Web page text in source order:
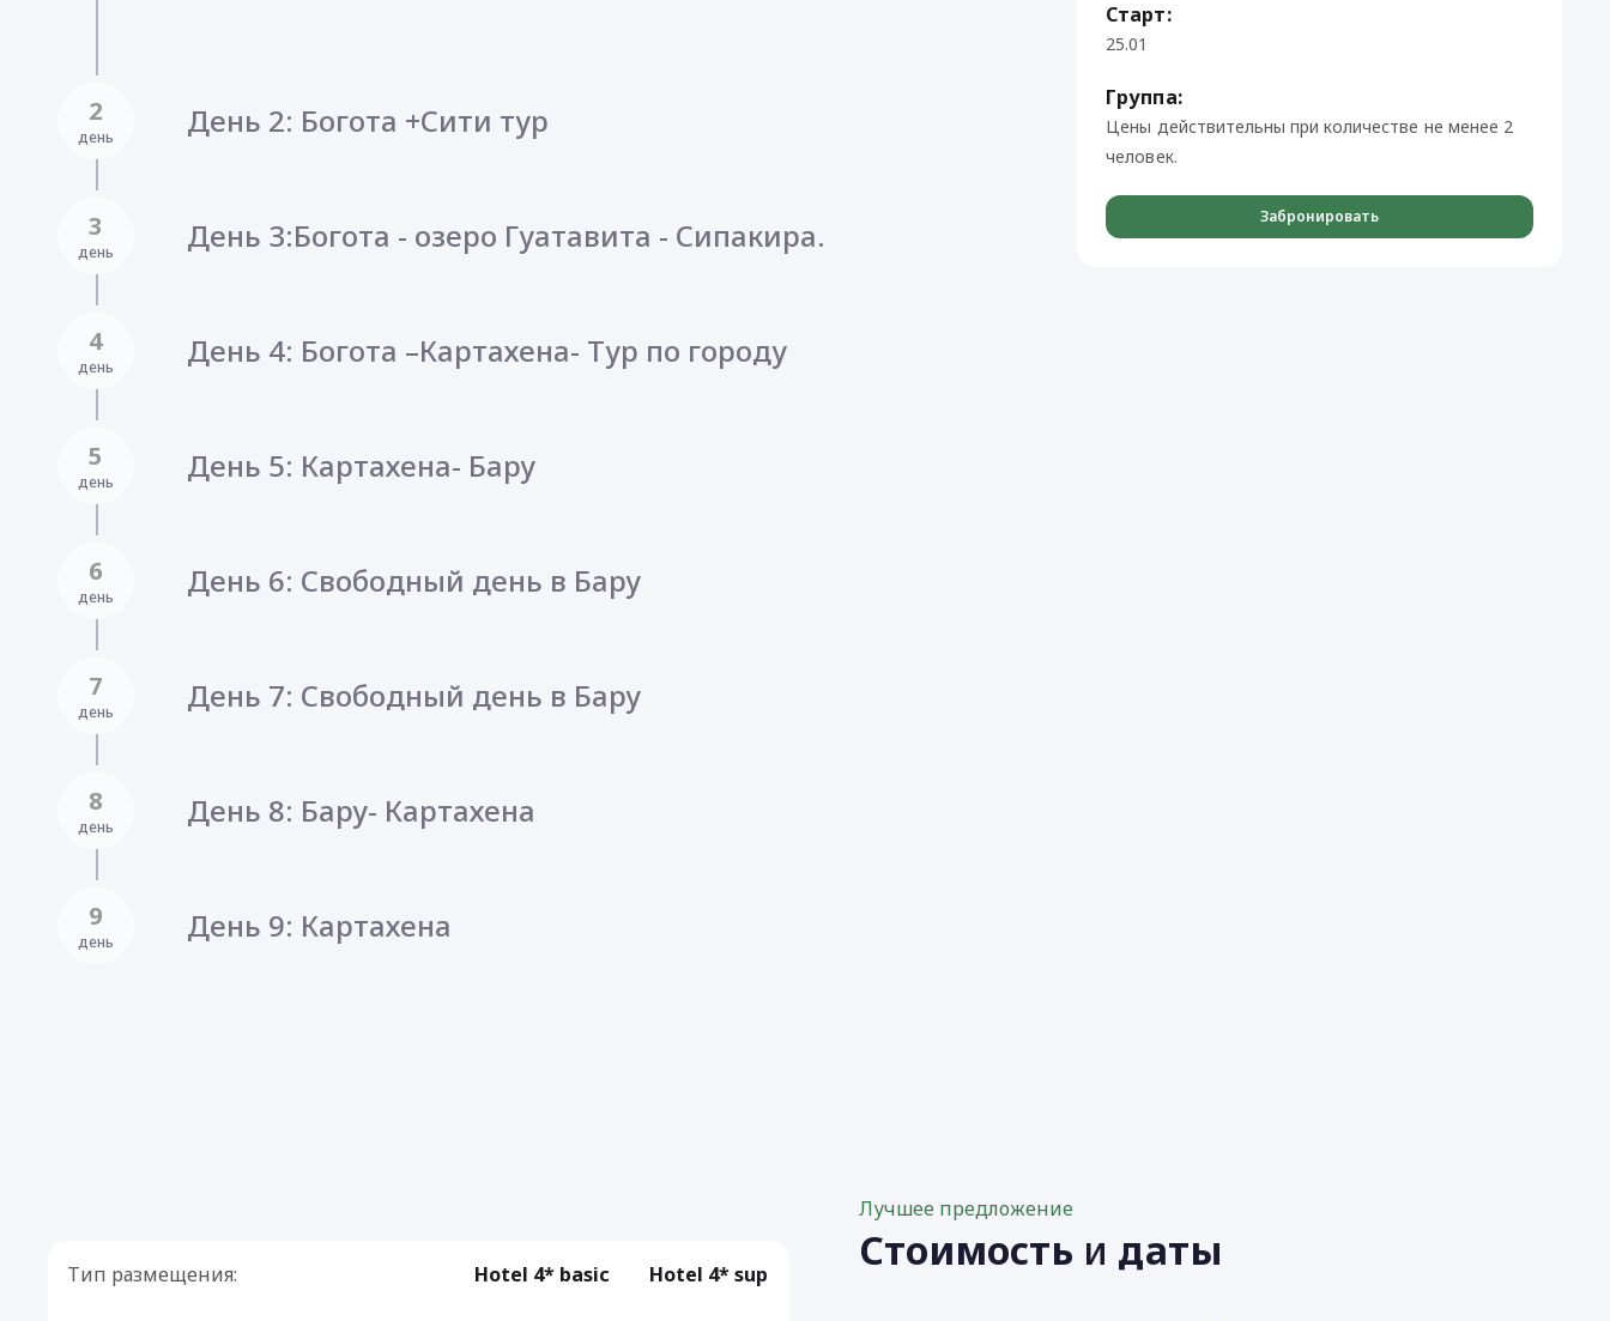
2
день День 2: Богота +Сити тур
3
день День 3:Богота - озеро Гуатавита - Сипакира.
4
день День 4: Богота –Картахена- Тур по городу
5
день День 5: Картахена- Бару
6
день День 6: Свободный день в Бару
7
день День 7: Свободный день в Бару
8
день День 8: Бару- Картахена
9
день День 9: Картахена
Старт:
25.01
Группа:
Цены действительны при количестве не менее 2
человек.
Забронировать
Тип размещения: Hotel 4* basic Hotel 4* sup
Лучшее предложение
Стоимость и даты